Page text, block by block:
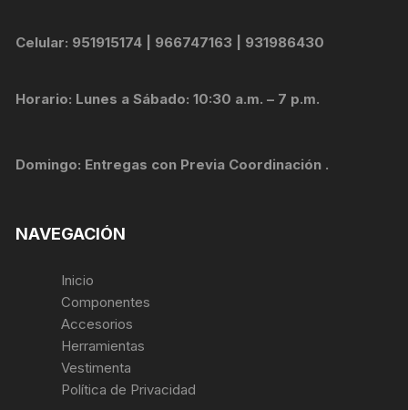
Celular: 951915174 | 966747163 | 931986430
Horario: Lunes a Sábado: 10:30 a.m. – 7 p.m.
Domingo: Entregas con Previa Coordinación .
NAVEGACIÓN
Inicio
Componentes
Accesorios
Herramientas
Vestimenta
Política de Privacidad